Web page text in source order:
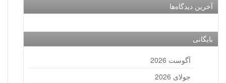
آخرین دیدگاه‌ها
بایگانی
آگوست 2026
جولای 2026